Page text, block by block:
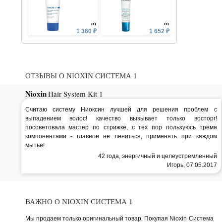
от
1 360 ₽
от
1 652 ₽
ОТЗЫВЫ О NIOXIN СИСТЕМА 1
NioxinHair System Kit 1
Считаю систему Ниоксин лучшей для решения проблем с
выпадением волос! качество вызывает только восторг!
посоветовала мастер по стрижке, с тех пор пользуюсь тремя
компонентами - главное не лениться, применять при каждом
мытье!
42 года, энергичный и целеустремленный
Игорь, 07.05.2017
ВАЖНО О NIOXIN СИСТЕМА 1
Мы продаем только оригинальный товар. Покупая Nioxin Система